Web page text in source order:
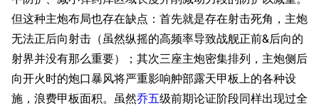
但这种主炮布局也存在缺点：首先就是存在射击死角，主炮
无法正后向射击（虽然纵摇的高频率导致战舰正前&后向的
射界并没有那么重要）；其次三座主炮密集排列，主炮侧后
向开火时的炮口暴风将严重影响舯部露天甲板上的各种设
施，浪费甲板面积。虽然乔五级前期论证阶段同样出现过全